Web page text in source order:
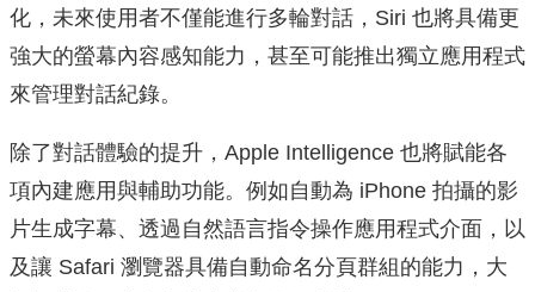
化，未來使用者不僅能進行多輪對話，Siri 也將具備更
強大的螢幕內容感知能力，甚至可能推出獨立應用程式
來管理對話紀錄。
除了對話體驗的提升，Apple Intelligence 也將賦能各
項內建應用與輔助功能。例如自動為 iPhone 拍攝的影
片生成字幕、透過自然語言指令操作應用程式介面，以
及讓 Safari 瀏覽器具備自動命名分頁群組的能力，大